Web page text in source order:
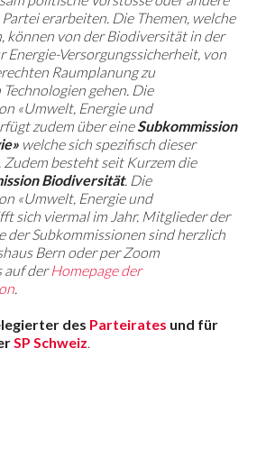
erarbeiten. Die Themen, welche
können von der Biodiversität in der
Energie-Versorgungssicherheit, von
Raumplanung zu
gehen. Die
«Umwelt, Energie und
zudem über eineSubkommission
welche sich spezifisch dieser
Zudem besteht seit Kurzem die
Biodiversität. Die
«Umwelt, Energie und
sich viermal im Jahr. Mitglieder der
der Subkommissionen sind herzlich
Bern oder per Zoom
auf derHomepage der
.
des Parteirates und für
SP Schweiz.